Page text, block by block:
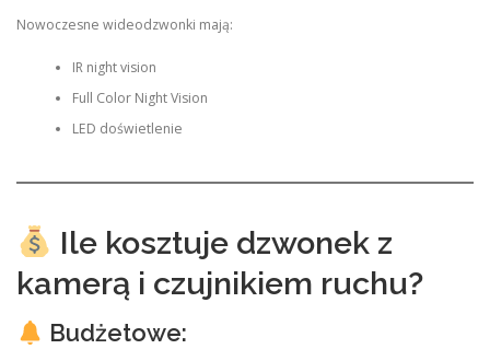
Nowoczesne wideodzwonki mają:
IR night vision
Full Color Night Vision
LED doświetlenie
Ile kosztuje dzwonek z
kamerą i czujnikiem ruchu?
Budżetowe: